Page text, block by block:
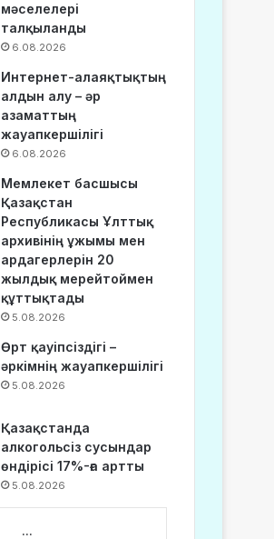
мәселелері
талқыланды
6.08.2026
Интернет-алаяқтықтың
алдын алу – әр
азаматтың
жауапкершілігі
6.08.2026
Мемлекет басшысы
Қазақстан
Республикасы Ұлттық
архивінің ұжымы мен
ардагерлерін 20
жылдық мерейтоймен
құттықтады
5.08.2026
Өрт қауіпсіздігі –
әркімнің жауапкершілігі
5.08.2026
Қазақстанда
алкогольсіз сусындар
өндірісі 17%-ға артты
5.08.2026
...